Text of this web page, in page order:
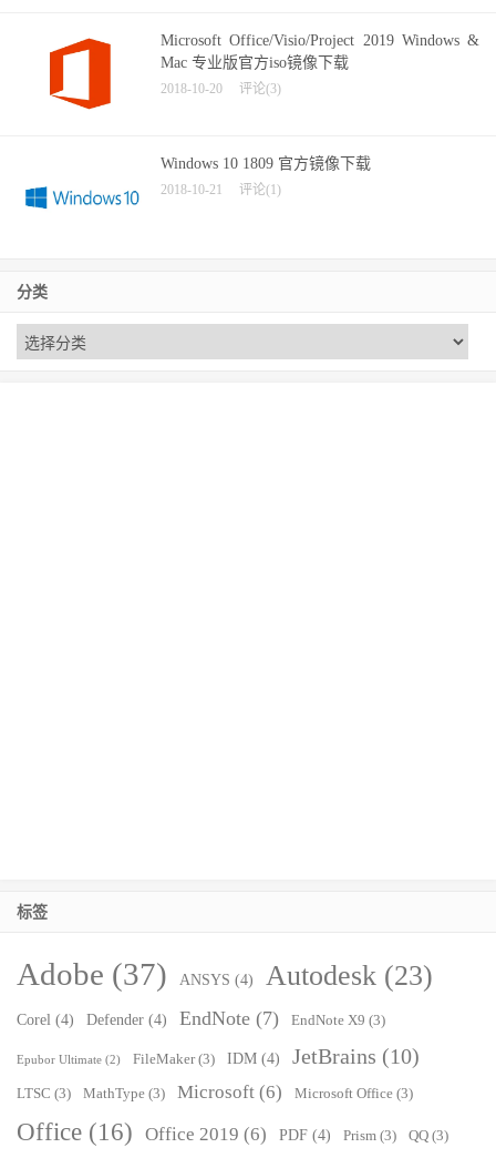
Microsoft Office/Visio/Project 2019 Windows &
Mac 专业版官方iso镜像下载
2018-10-20 评论(3)
Windows 10 1809 官方镜像下载
2018-10-21 评论(1)
分类
标签
Adobe (37) ANSYS (4) Autodesk (23)
Corel (4) Defender (4) EndNote (7) EndNote X9 (3)
Epubor Ultimate (2) FileMaker(3) IDM (4) JetBrains (10)
LTSC (3) MathType (3) Microsoft (6) Microsoft Office (3)
Office (16) Office 2019 (6) PDF (4) Prism (3) QQ (3)